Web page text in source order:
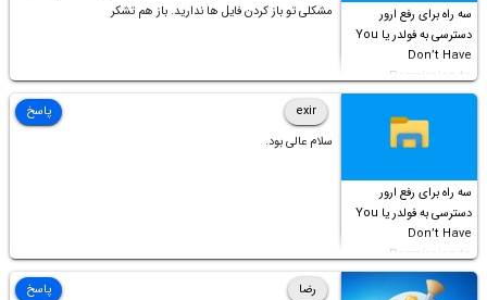
سه راه برای رفع ارور
دسترسی به فولدر یا You
Don’t Have
Permission to
Access this folder
مشکلی تو باز کردن فایل ها ندارید. باز هم تشکر
سه راه برای رفع ارور
دسترسی به فولدر یا You
Don’t Have
Permission to
Access this folder
exir
سلام عالی بود.
پاسخ
رضا
پاسخ